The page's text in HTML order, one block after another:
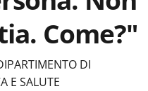
Come?"
DI
E SALUTE